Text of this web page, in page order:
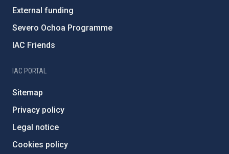
External funding
Severo Ochoa Programme
IAC Friends
IAC PORTAL
Sitemap
Privacy policy
Legal notice
Cookies policy